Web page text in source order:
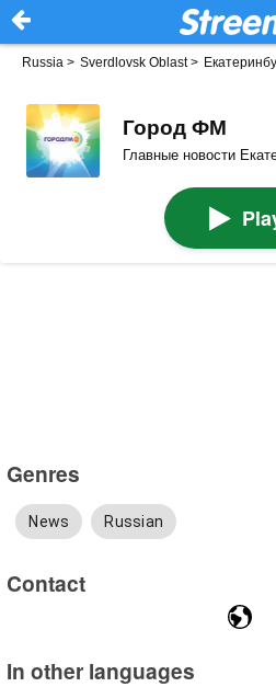
Russia > Sverdlovsk Oblast>
Город ФМ
Главные новости
Genres
News Russian
Contact
In other languages